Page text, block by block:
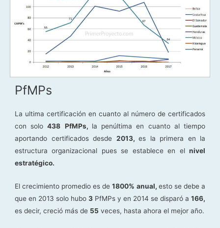
PfMPs
La ultima certificación en cuanto al número de certificados
con solo438 PfMPs, la penúltima en cuanto al tiempo
aportando certificados desde 2013, es la primera en la
estructura organizacional pues se establece en el nivel
estratégico.
El crecimiento promedio es de 1800% anual, esto se debe a
que en 2013 solo hubo 3 PfMPs y en 2014 se disparó a 166,
es decir, creció más de 55 veces, hasta ahora el mejor año.